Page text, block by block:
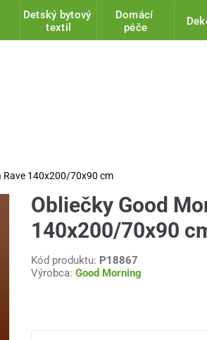
Detský bytový
textil
Domácí
péče
Rave 140x200/70x90 cm
Obliečky Good
140x200/70x90
Kód produktu: P18867
Výrobca: Good Morning